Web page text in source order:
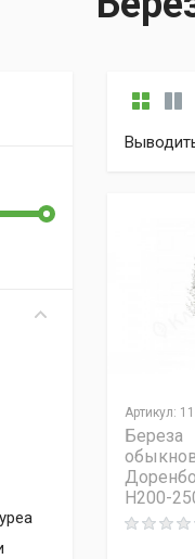
Артикул:
Береза
H200-
Rating: 0